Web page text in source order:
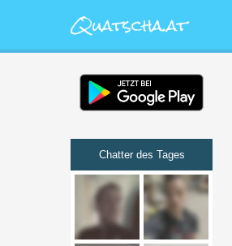
Chatter des Tages